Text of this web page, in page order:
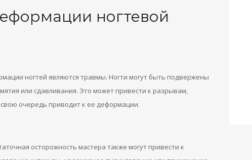
ногтевой
ногтей являются травмы. Ногти могут быть подвержены
или сдавливания. Это может привести к разрывам,
очередь приводит к ее деформации.
осторожность мастера также могут привести к